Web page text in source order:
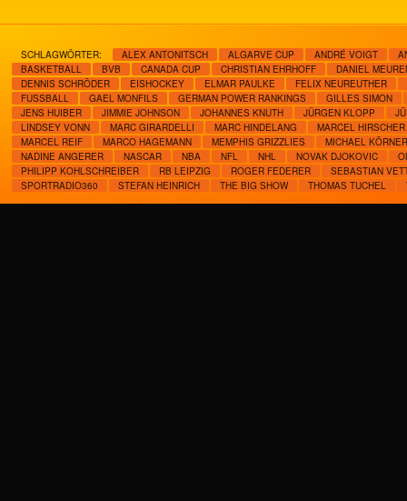
SCHLAGWÖRTER: ALEX ANTONITSCH ALGARVE CUP ANDRÉ VOIGT
BASKETBALL
BVB CANADA CUP CHRISTIAN EHRHOFF
DANIEL
DENNIS SCHRÖDER
EISHOCKEY ELMAR PAULKE
FELIX NEUREUTHER
FUSSBALL
GAEL MONFILS GERMAN POWER RANKINGS
GILLES SIMON
JENS HUIBER
JIMMIE JOHNSON JOHANNES KNUTH JÜRGEN KLOPP
LINDSEY VONN
MARC GIRARDELLI MARC HINDELANG
MARCEL HIRSCHER
MARCEL REIF
MARCO HAGEMANN MEMPHIS GRIZZLIES
MICHAEL KÖRNER
NADINE ANGERER
NASCAR NBA NFL NHL NOVAK DJOKOVIC
PHILIPP KOHLSCHREIBER
RB LEIPZIG ROGER FEDERER
SEBASTIAN
SPORTRADIO360
STEFAN HEINRICH THE BIG SHOW THOMAS TUCHEL